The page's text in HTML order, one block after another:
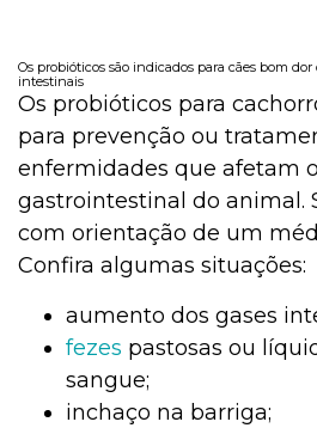
Os probióticos são indicados para cães bom
intestinais
Os probióticos para
para prevenção ou
enfermidades que afetam
gastrointestinal do animal.
com orientação de um
Confira algumas situações:
aumento dos gases
fezes pastosas ou
sangue;
inchaço na barriga;